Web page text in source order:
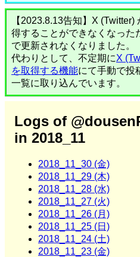
【2023.8.13告知】X
得することができなくなった
で更新されなくなりました。
代わりとして、不定期にX
を取得する機能にて手動で投
一覧に取り込んでいます。
Logs of
in 2018_11
2018_11_30 (金)
2018_11_29 (木)
2018_11_28 (水)
2018_11_27 (火)
2018_11_26 (月)
2018_11_25 (日)
2018_11_24 (土)
2018_11_23 (金)